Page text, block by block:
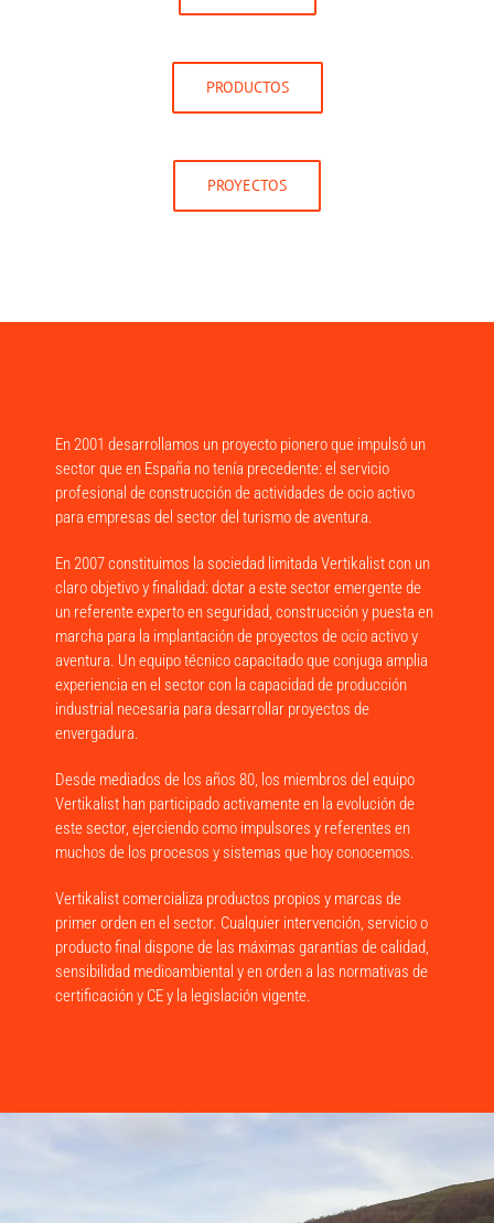
PRODUCTOS
PROYECTOS
En 2001 desarrollamos un proyecto pionero que impulsó un
sector que en España no tenía precedente: el servicio
profesional de construcción de actividades de ocio activo
para empresas del sector del turismo de aventura.
En 2007 constituimos la sociedad limitada Vertikalist con un
claro objetivo y finalidad: dotar a este sector emergente de
un referente experto en seguridad, construcción y puesta en
marcha para la implantación de proyectos de ocio activo y
aventura. Un equipo técnico capacitado que conjuga amplia
experiencia en el sector con la capacidad de producción
industrial necesaria para desarrollar proyectos de
envergadura.
Desde mediados de los años 80, los miembros del equipo
Vertikalist han participado activamente en la evolución de
este sector, ejerciendo como impulsores y referentes en
muchos de los procesos y sistemas que hoy conocemos.
Vertikalist comercializa productos propios y marcas de
primer orden en el sector. Cualquier intervención, servicio o
producto final dispone de las máximas garantías de calidad,
sensibilidad medioambiental y en orden a las normativas de
certificación y CE y la legislación vigente.